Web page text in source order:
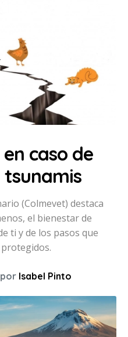
caso de
(Colmevet) destaca
el bienestar de
ti y de los pasos que
por Isabel Pinto